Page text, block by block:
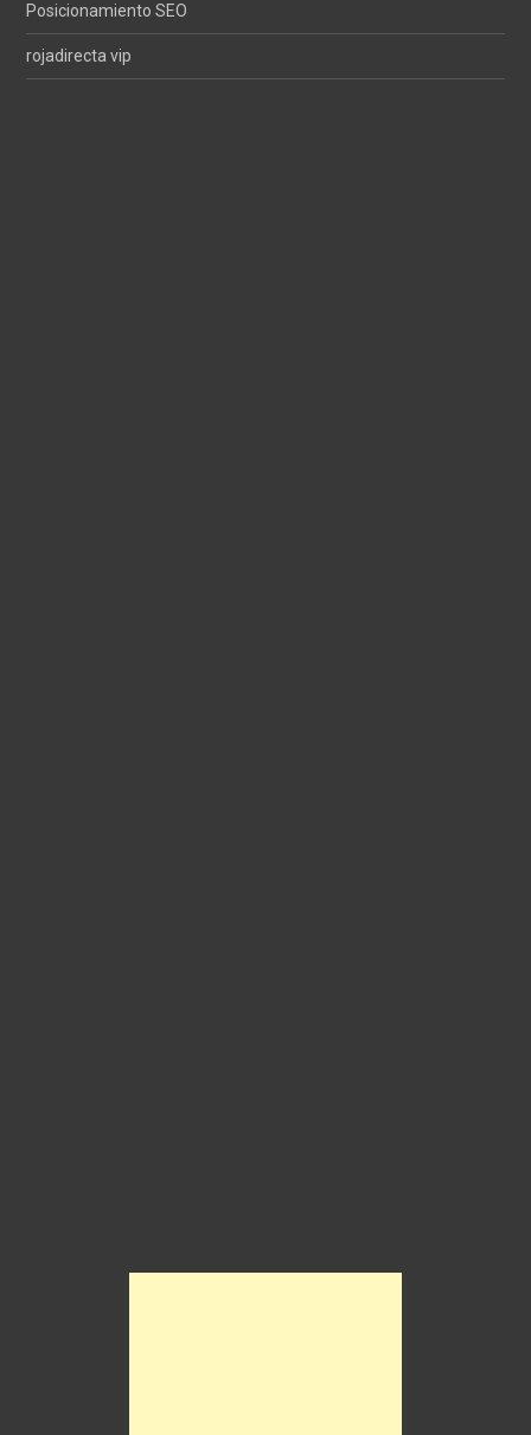
Posicionamiento SEO
rojadirecta vip